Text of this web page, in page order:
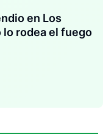
en Los
lo rodea el fuego